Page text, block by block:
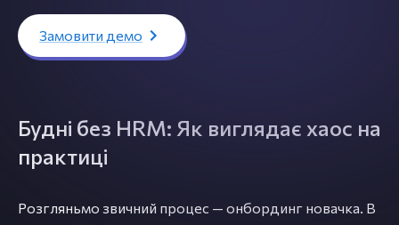
Замовити демо
Будні без HRM: Як виглядає хаос на
практиці
Розгляньмо звичний процес — онбординг новачка. В